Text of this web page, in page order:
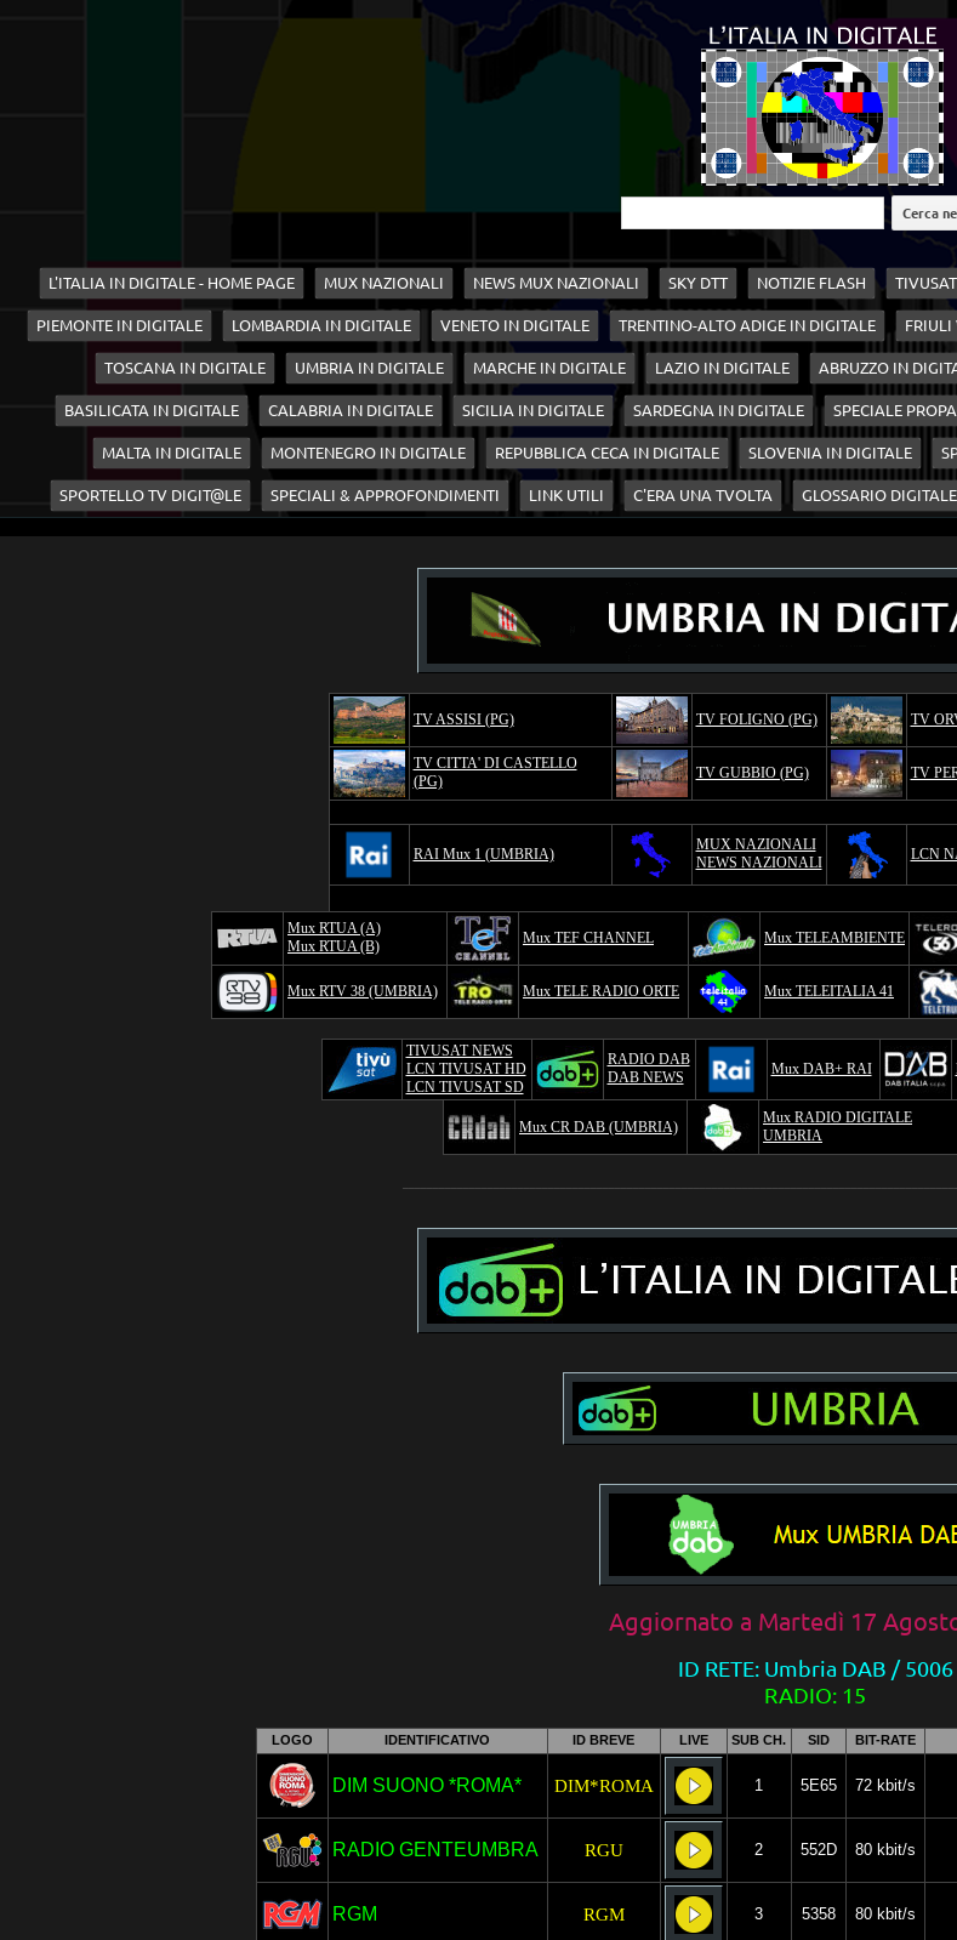
Cerca
L'ITALIA IN DIGITALE - HOME PAGE MUX NAZIONALI NEWS MUX NAZIONALI SKY DTT NOTIZIE FLASH
PIEMONTE IN DIGITALE LOMBARDIA IN DIGITALE VENETO IN DIGITALE TRENTINO-ALTO ADIGE IN DIGITALE FRIULI
TOSCANA IN DIGITALE UMBRIA IN DIGITALE MARCHE IN DIGITALE LAZIO IN DIGITALE ABRUZZO IN
BASILICATA IN DIGITALE CALABRIA IN DIGITALE SICILIA IN DIGITALE SARDEGNA IN DIGITALE SPECIALE
MALTA IN DIGITALE MONTENEGRO IN DIGITALE REPUBBLICA CECA IN DIGITALE SLOVENIA IN DIGITALE
SPORTELLO TV DIGIT@LE SPECIALI & APPROFONDIMENTI LINK UTILI C'ERA UNA TVOLTA GLOSSARIO DIGITALE
TV ASSISI (PG) TV FOLIGNO (PG) TV
TV CITTA' DI CASTELLO
(PG)
TV GUBBIO (PG) TV
RAI Mux 1 (UMBRIA)
MUX NAZIONALI
NEWS NAZIONALI
LCN
Mux RTUA (A)
Mux RTUA (B)
Mux TEF CHANNEL Mux TELEAMBIENTE
Mux RTV 38 (UMBRIA) Mux TELE RADIO ORTE Mux TELEITALIA 41
TIVUSAT NEWS
LCN TIVUSAT HD
LCN TIVUSAT SD
RADIO DAB
DAB NEWS
Mux DAB+ RAI
Mux CR DAB (UMBRIA)
Mux RADIO DIGITALE
UMBRIA
Aggiornato a Martedì 17
ID RETE: Umbria DAB / 5006
RADIO: 15
LOGO IDENTIFICATIVO ID BREVE LIVE SUB CH. SID BIT-RATE
DIM SUONO *ROMA* DIM*ROMA 1 5E65 72 kbit/s
RADIO GENTEUMBRA RGU 2 552D 80 kbit/s
RGM RGM 3 5358 80 kbit/s